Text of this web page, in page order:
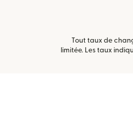
Tout taux de
limitée. Les taux